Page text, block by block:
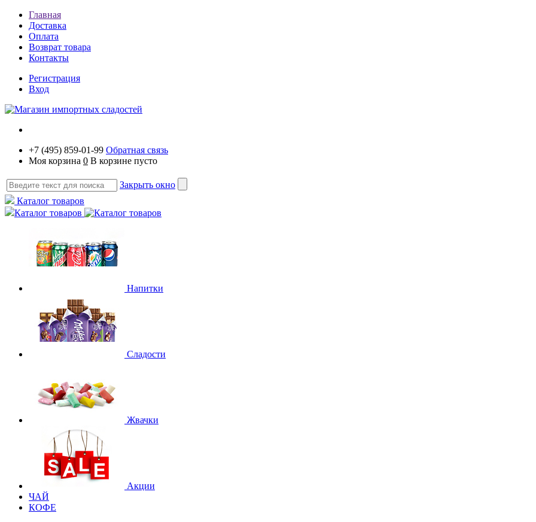
Главная
Доставка
Оплата
Возврат товара
Контакты
Регистрация
Вход
+7 (495) 859-01-99 Обратная связь
Моя корзина 0 В корзине пусто
Закрыть окно
Каталог товаров
Каталог товаров
Напитки
Сладости
Жвачки
Акции
ЧАЙ
КОФЕ